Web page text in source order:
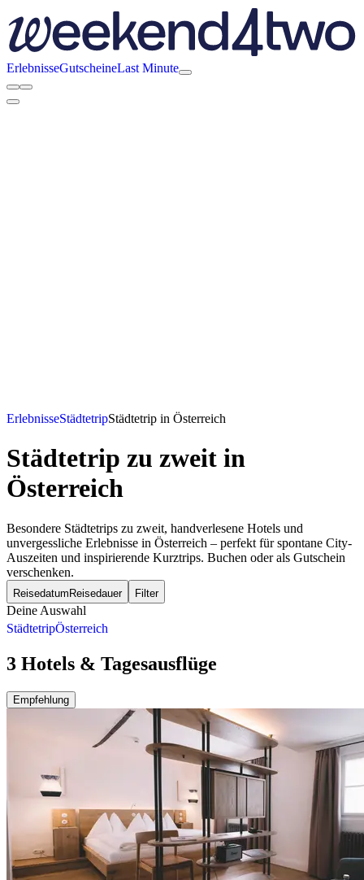
ErlebnisseGutscheineLast Minute
ErlebnisseStädtetripStädtetrip in Österreich
Städtetrip zu zweit in
Österreich
Besondere Städtetrips zu zweit, handverlesene Hotels und
unvergessliche Erlebnisse in Österreich – perfekt für spontane City-
Auszeiten und inspirierende Kurztrips. Buchen oder als Gutschein
verschenken.
Reisedatum Reisedauer Filter
Deine Auswahl
StädtetripÖsterreich
3 Hotels & Tagesausflüge
Empfehlung